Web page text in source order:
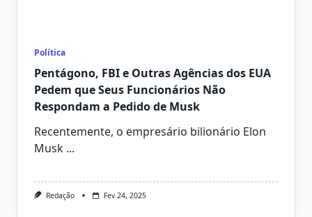
Política
Pentágono, FBI e Outras Agências dos EUA
Pedem que Seus Funcionários Não
Respondam a Pedido de Musk
Recentemente, o empresário bilionário Elon
Musk ...
Redação Fev 24, 2025